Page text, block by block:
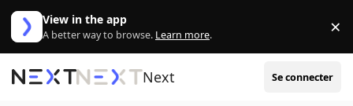
Aller au contenu
View in the app
A better way to browse. Learn more. ×
Next Se connecter